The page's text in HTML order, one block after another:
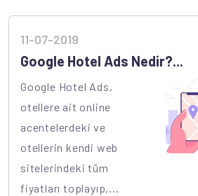
11-07-2019
Google Hotel Ads Nedir?...
Google Hotel Ads,
otellere ait online
acentelerdeki ve
otellerin kendi web
sitelerindeki tüm
fiyatları toplayıp,...